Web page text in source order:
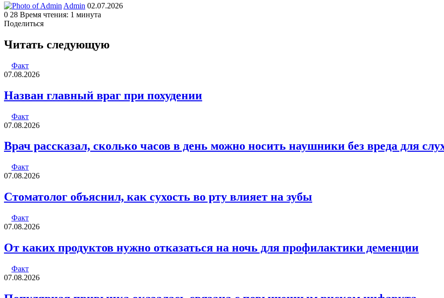
Admin Send
an
02.07.2026
0 28 Время чтения: 1 минута
Поделиться
через
электронную
Читать следующую
Факт
07.08.2026
Назван главный враг при похудении
Факт
07.08.2026
Врач рассказал, сколько часов в день можно носить наушники без вреда для
Факт
07.08.2026
Стоматолог объяснил, как сухость во рту влияет на зубы
Факт
07.08.2026
От каких продуктов нужно отказаться на ночь для профилактики деменции
Факт
07.08.2026